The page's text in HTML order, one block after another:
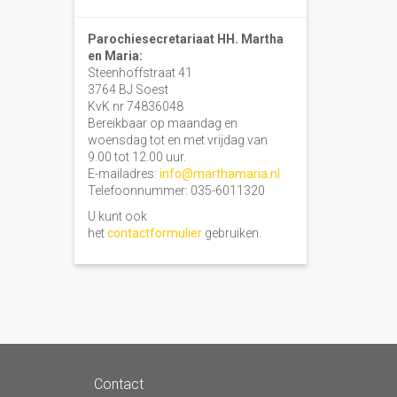
Parochiesecretariaat HH. Martha
en Maria:
Steenhoffstraat 41
3764 BJ Soest
KvK nr 74836048
Bereikbaar op maandag en
woensdag tot en met vrijdag van
9.00 tot 12.00 uur.
E-mailadres: info@marthamaria.nl
Telefoonnummer: 035-6011320
U kunt ook
hetcontactformuliergebruiken.
Contact